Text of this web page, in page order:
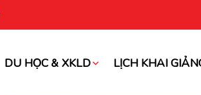
DU HỌC & XKLD LỊCH KHAI